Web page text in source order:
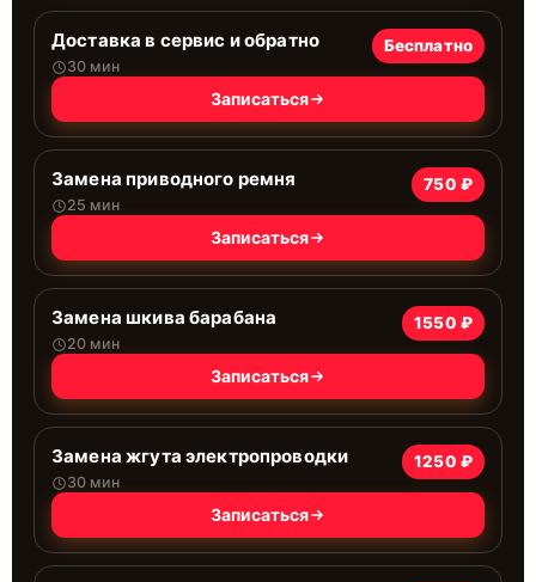
Доставка в сервис и обратно
30 мин
Бесплатно
Записаться
Замена приводного ремня
25 мин
750 ₽
Записаться
Замена шкива барабана
20 мин
1550 ₽
Записаться
Замена жгута электропроводки
30 мин
1250 ₽
Записаться